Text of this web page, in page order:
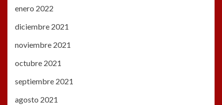
enero 2022
diciembre 2021
noviembre 2021
octubre 2021
septiembre 2021
agosto 2021